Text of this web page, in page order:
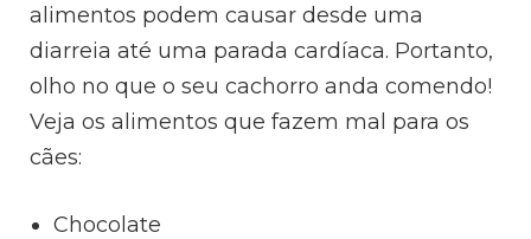
alimentos podem causar desde uma
diarreia até uma parada cardíaca. Portanto,
olho no que o seu cachorro anda comendo!
Veja os alimentos que fazem mal para os
cães:
Chocolate